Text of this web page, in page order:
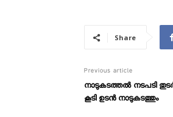
Share
Previous article
നാടുകടത്തൽ നടപടി
കൂടി ഉടൻ നാടുകടത്തും